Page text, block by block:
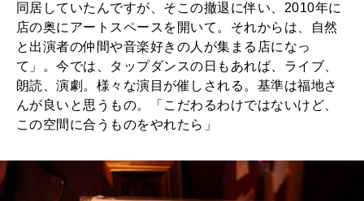
同居していたんですが、そこの撤退に伴い、2010年に
店の奥にアートスペースを開いて。それからは、自然
と出演者の仲間や音楽好きの人が集まる店になっ
て」。今では、タップダンスの日もあれば、ライブ、
朗読、演劇。様々な演目が催しされる。基準は福地さ
んが良いと思うもの。「こだわるわけではないけど、
この空間に合うものをやれたら」